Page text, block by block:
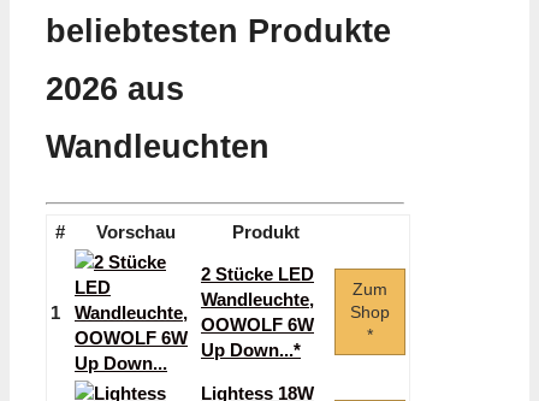
beliebtesten Produkte
2026 aus
Wandleuchten
# Vorschau Produkt
1
2 Stücke LED
Wandleuchte,
OOWOLF 6W
Up Down...*
Zum
Shop
*
Lightess 18W